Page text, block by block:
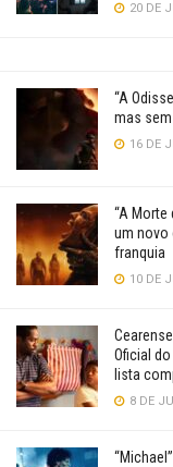
20 DE
“A
mas
16 DE
“A Morte
um novo
franquia
10 DE
Oficial
lista
8 DE